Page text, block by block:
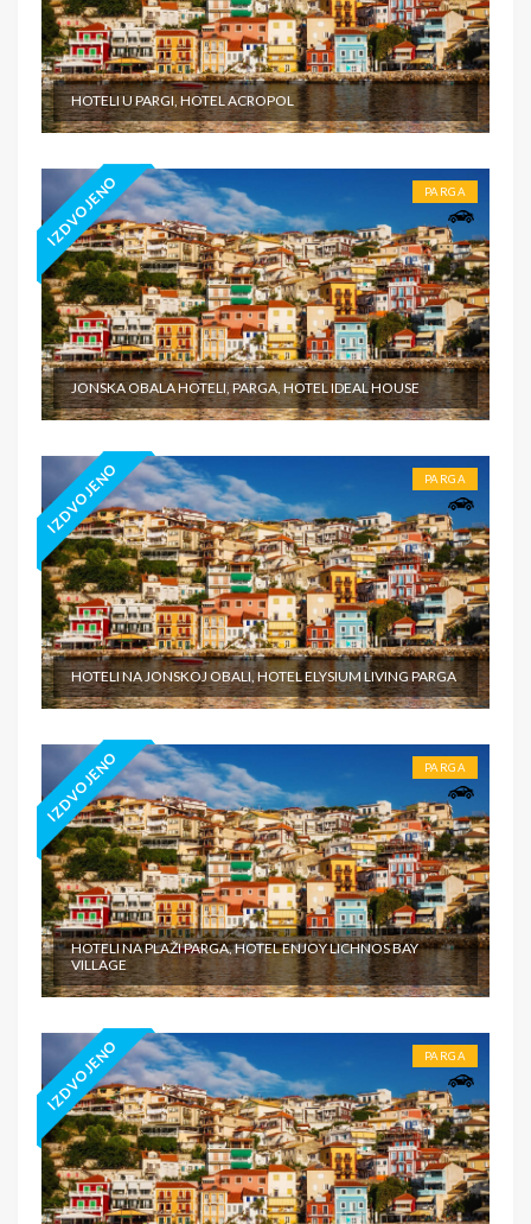
HOTELI U PARGI, HOTEL ACROPOL
IZDVOJENO PARGA
JONSKA OBALA HOTELI, PARGA, HOTEL IDEAL HOUSE
IZDVOJENO PARGA
HOTELI NA JONSKOJ OBALI, HOTEL ELYSIUM LIVING PARGA
IZDVOJENO PARGA
HOTELI NA PLAŽI PARGA, HOTEL ENJOY LICHNOS BAY
VILLAGE
IZDVOJENO PARGA